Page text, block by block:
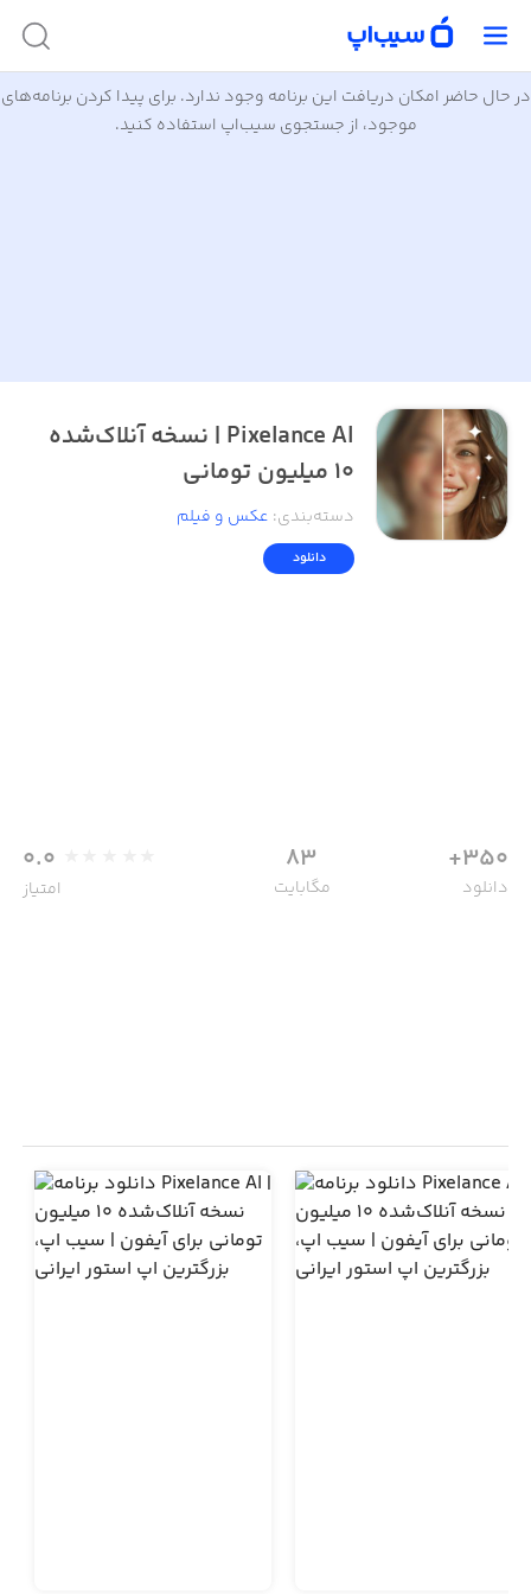
در حال حاضر امکان دریافت این برنامه وجود ندارد. برای پیدا کردن برنامه‌های
موجود، از جستجوی سیب‌اپ استفاده کنید.
Pixelance AI | نسخه آنلاک‌شده
۱۰ میلیون تومانی
دسته‌بندی: عکس و فیلم
دانلود
350+
دانلود
83
مگابایت
0.0
امتیاز